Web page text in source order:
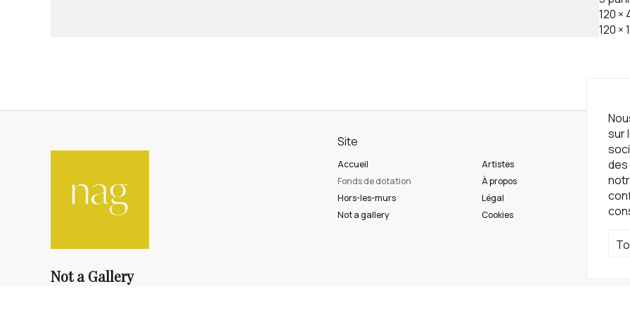
sur
120 ×
120 ×
Not a Gallery
Site
Accueil
Fonds de dotation
Hors-les-murs
Not a gallery
Artistes
À propos
Légal
Cookies